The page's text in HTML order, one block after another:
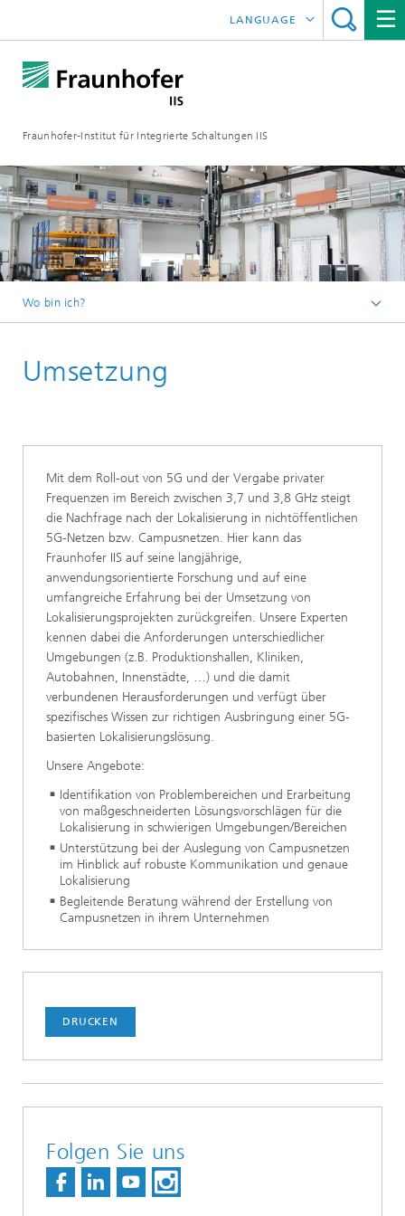
Fraunhofer-Institut für Integrierte Schaltungen IIS
LANGUAGE
中文
한국어
Wo bin ich?
Forschungsbereiche
Positioning for 5G Networks | Fraunhofer IIS
Leistungen
Umsetzung
Mit dem Roll-out von 5G und der Vergabe privater
Frequenzen im Bereich zwischen 3,7 und 3,8 GHz steigt
die Nachfrage nach der Lokalisierung in nichtöffentlichen
5G-Netzen bzw. Campusnetzen. Hier kann das
Fraunhofer IIS auf seine langjährige,
anwendungsorientierte Forschung und auf eine
umfangreiche Erfahrung bei der Umsetzung von
Lokalisierungsprojekten zurückgreifen. Unsere Experten
kennen dabei die Anforderungen unterschiedlicher
Umgebungen (z.B. Produktionshallen, Kliniken,
Autobahnen, Innenstädte, …) und die damit
verbundenen Herausforderungen und verfügt über
spezifisches Wissen zur richtigen Ausbringung einer 5G-
basierten Lokalisierungslösung.
Unsere Angebote:
Identifikation von Problembereichen und Erarbeitung
von maßgeschneiderten Lösungsvorschlägen für die
Lokalisierung in schwierigen Umgebungen/Bereichen
Unterstützung bei der Auslegung von Campusnetzen
im Hinblick auf robuste Kommunikation und genaue
Lokalisierung
Begleitende Beratung während der Erstellung von
Campusnetzen in ihrem Unternehmen
DRUCKEN
Folgen Sie uns